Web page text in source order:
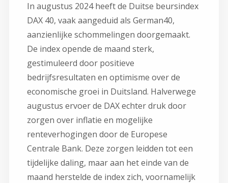
In augustus 2024 heeft de Duitse beursindex
DAX 40, vaak aangeduid als German40,
aanzienlijke schommelingen doorgemaakt.
De index opende de maand sterk,
gestimuleerd door positieve
bedrijfsresultaten en optimisme over de
economische groei in Duitsland. Halverwege
augustus ervoer de DAX echter druk door
zorgen over inflatie en mogelijke
renteverhogingen door de Europese
Centrale Bank. Deze zorgen leidden tot een
tijdelijke daling, maar aan het einde van de
maand herstelde de index zich, voornamelijk